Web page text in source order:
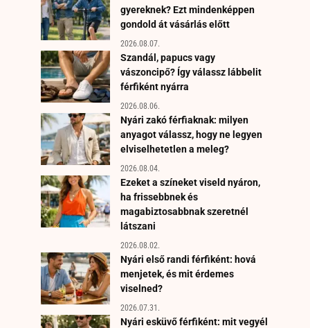
gyereknek? Ezt mindenképpen
gondold át vásárlás előtt
2026.08.07.
Szandál, papucs vagy
vászoncipő? Így válassz lábbelit
férfiként nyárra
2026.08.06.
Nyári zakó férfiaknak: milyen
anyagot válassz, hogy ne legyen
elviselhetetlen a meleg?
2026.08.04.
Ezeket a színeket viseld nyáron,
ha frissebbnek és
magabiztosabbnak szeretnél
látszani
2026.08.02.
Nyári első randi férfiként: hová
menjetek, és mit érdemes
viselned?
2026.07.31.
Nyári esküvő férfiként: mit vegyél